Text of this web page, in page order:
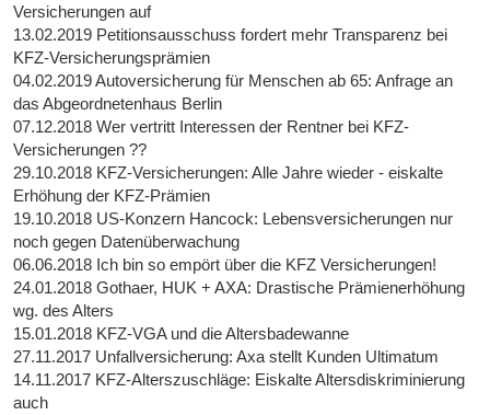
Versicherungen auf
13.02.2019 Petitionsausschuss fordert mehr Transparenz bei
KFZ-Versicherungsprämien
04.02.2019 Autoversicherung für Menschen ab 65: Anfrage an
das Abgeordnetenhaus Berlin
07.12.2018 Wer vertritt Interessen der Rentner bei KFZ-
Versicherungen ??
29.10.2018 KFZ-Versicherungen: Alle Jahre wieder - eiskalte
Erhöhung der KFZ-Prämien
19.10.2018 US-Konzern Hancock: Lebensversicherungen nur
noch gegen Datenüberwachung
06.06.2018 Ich bin so empört über die KFZ Versicherungen!
24.01.2018 Gothaer, HUK + AXA: Drastische Prämienerhöhung
wg. des Alters
15.01.2018 KFZ-VGA und die Altersbadewanne
27.11.2017 Unfallversicherung: Axa stellt Kunden Ultimatum
14.11.2017 KFZ-Alterszuschläge: Eiskalte Altersdiskriminierung
auch